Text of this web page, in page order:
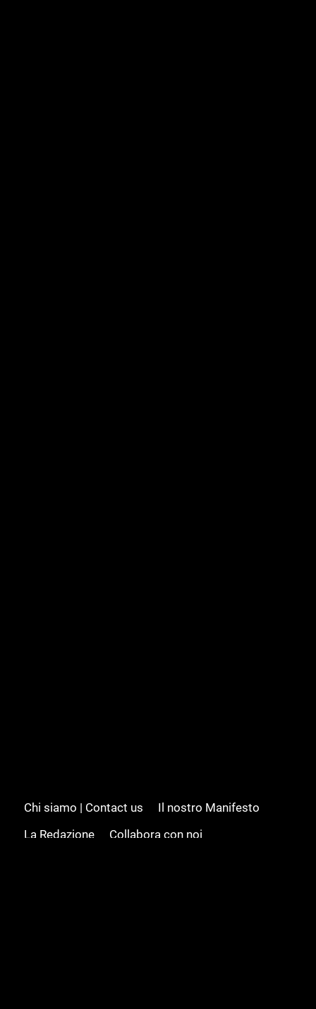
Chi siamo | Contact us
Il nostro Manifesto
La Redazione
Collabora con noi